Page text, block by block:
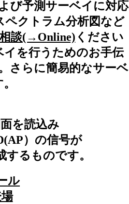
び予測サーベイに対応
ペクトラム分析図など
談(→Online) ください
を行うためのお手伝
さらに簡易的なサーベ
を読込み
）の信号が
るものです。
ル